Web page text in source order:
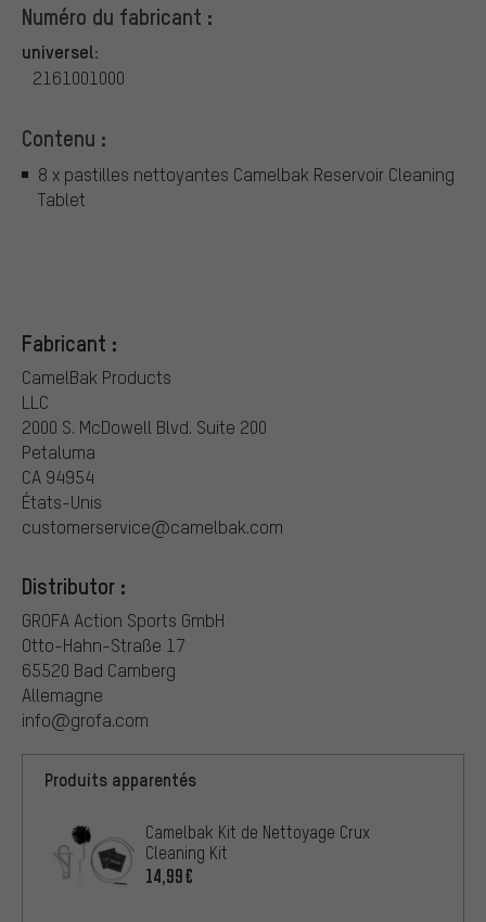
Numéro du fabricant :
universel:
2161001000
Contenu :
8 x pastilles nettoyantes Camelbak Reservoir Cleaning
Tablet
Fabricant :
CamelBak Products
LLC
2000 S. McDowell Blvd. Suite 200
Petaluma
CA 94954
États-Unis
customerservice@camelbak.com
Distributor :
GROFA Action Sports GmbH
Otto-Hahn-Straße 17
65520 Bad Camberg
Allemagne
info@grofa.com
Produits apparentés
Camelbak Kit de Nettoyage Crux
Cleaning Kit
14,99€